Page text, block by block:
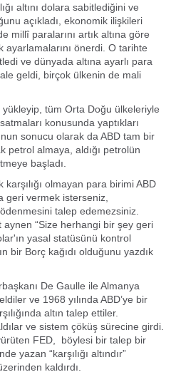
altını dolara sabitlediğini ve
açıkladı, ekonomik ilişkileri
millî paralarını artık altına göre
ayarlamalarını önerdi. O tarihte
ve dünyada altına ayarlı para
geldi, birçok ülkenin de mali
tüm Orta Doğu ülkeleriyle
konusunda yaptıkları
sonucu olarak da ABD tam bir
petrol almaya, aldığı petrolün
başladı.
olmayan para birimi ABD
geri vermek isterseniz,
ödenmesini talep edemezsiniz.
aynen “Size herhangi bir şey geri
yasal statüsünü kontrol
bir Borç kağıdı olduğunu yazdık
De Gaulle ile Almanya
ve 1968 yılında ABD’ye bir
altın talep ettiler.
ve sistem çöküş sürecine girdi.
FED, böylesi bir talep bir
yazan “karşılığı altındır”
kaldırdı.